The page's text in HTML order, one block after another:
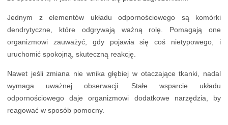
Jednym z elementów układu odpornościowego są komórki
dendrytyczne, które odgrywają ważną rolę. Pomagają one
organizmowi zauważyć, gdy pojawia się coś nietypowego, i
uruchomić spokojną, skuteczną reakcję.
Nawet jeśli zmiana nie wnika głębiej w otaczające tkanki, nadal
wymaga uważnej obserwacji. Stałe wsparcie układu
odpornościowego daje organizmowi dodatkowe narzędzia, by
reagować w sposób pomocny.